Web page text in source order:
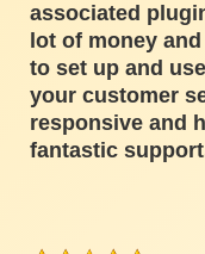
associated
lot of money
to set up and
your customer
responsive and
fantastic